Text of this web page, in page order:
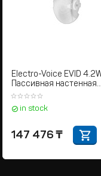
Electro-Voice EVID
Пассивная настенная
акустическая система
in stock
147 476 ₸